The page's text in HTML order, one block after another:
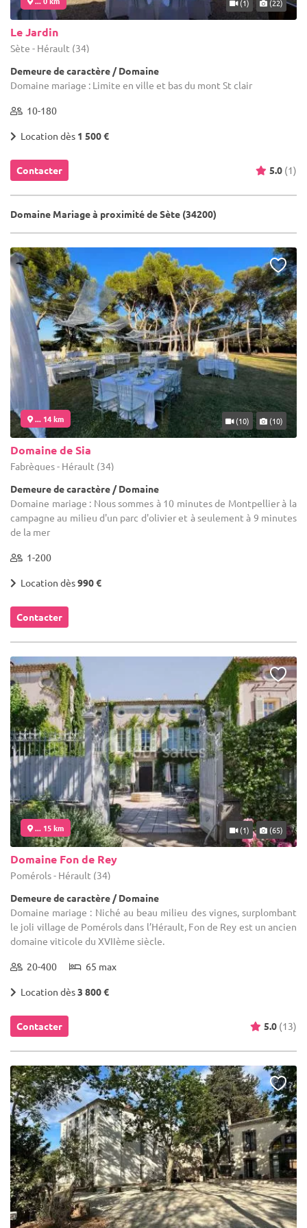
(1) (22)
Le Jardin
Sète - Hérault (34)
Demeure de caractère / Domaine
Domaine mariage : Limite en ville et bas du mont St clair
10-180
Location dès 1 500 €
Contacter 5.0 (1)
Domaine Mariage à proximité de Sète (34200)
... 14 km (10) (10)
Domaine de Sia
Fabrègues - Hérault (34)
Demeure de caractère / Domaine
Domaine mariage : Nous sommes à 10 minutes de Montpellier à la
campagne au milieu d'un parc d'olivier et à seulement à 9 minutes
de la mer
1-200
Location dès990 €
Contacter
... 15 km (1) (65)
Domaine Fon de Rey
Pomérols - Hérault (34)
Demeure de caractère / Domaine
Domaine mariage : Niché au beau milieu des vignes, surplombant
le joli village de Pomérols dans l’Hérault, Fon de Rey est un ancien
domaine viticole du XVIIème siècle.
20-400 65 max
Location dès3 800 €
Contacter 5.0 (13)